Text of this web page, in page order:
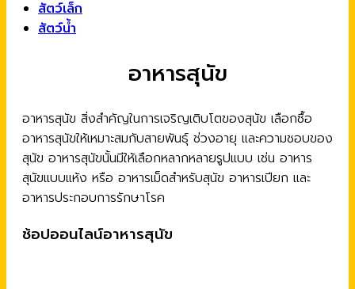
สัตว์เล็ก
สัตว์น้ำ
อาหารสุนัข
อาหารสุนัข สิ่งสำคัญในการเจริญเติบโตของสุนัข เลือกซื้อ
อาหารสุนัขให้เหมาะสมกับสายพันธุ์ ช่วงอายุ และความชอบของ
สุนัข อาหารสุนัขนั้นมีให้เลือกหลากหลายรูปแบบ เช่น อาหาร
สุนัขแบบแห้ง หรือ อาหารเม็ดสำหรับสุนัข อาหารเปียก และ
อาหารประกอบการรักษาโรค
ช้อปออนไลน์อาหารสุนัข